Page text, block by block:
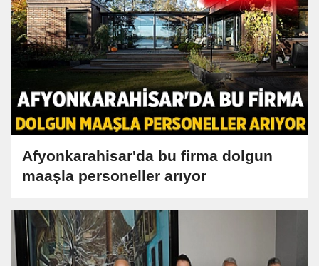
Afyonkarahisar'da bu firma dolgun
maaşla personeller arıyor